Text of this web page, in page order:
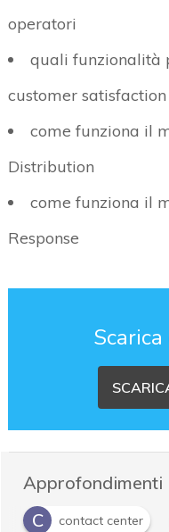
operatori
quali funzionalità
customer satisfaction
come funziona il
Distribution
come funziona il
Response
Approfondimenti
C
contact center